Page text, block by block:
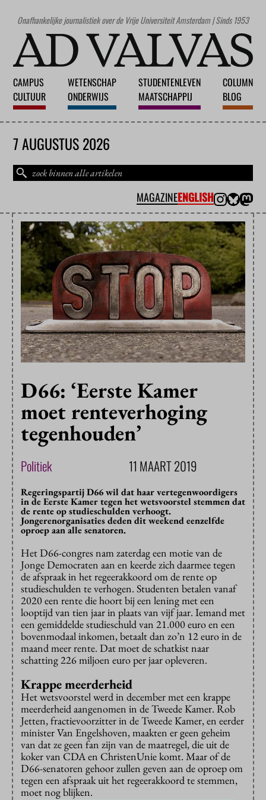
Onafhankelijke journalistiek over de Vrije Universiteit Amsterdam | Sinds 1953
CAMPUS
CULTUUR
WETENSCHAP
ONDERWIJS
STUDENTENLEVEN
MAATSCHAPPIJ
COLUMN
BLOG
7 AUGUSTUS 2026
MAGAZINEENGLISH
D66: ‘Eerste Kamer
moet renteverhoging
tegenhouden’
Politiek 11 MAART 2019
Regeringspartij D66 wil dat haar vertegenwoordigers
in de Eerste Kamer tegen het wetsvoorstel stemmen dat
de rente op studieschulden verhoogt.
Jongerenorganisaties deden dit weekend eenzelfde
oproep aan alle senatoren.
Het D66-congres nam zaterdag een motie van de
Jonge Democraten aan en keerde zich daarmee tegen
de afspraak in het regeerakkoord om de rente op
studieschulden te verhogen. Studenten betalen vanaf
2020 een rente die hoort bij een lening met een
looptijd van tien jaar in plaats van vijf jaar. Iemand met
een gemiddelde studieschuld van 21.000 euro en een
bovenmodaal inkomen, betaalt dan zo’n 12 euro in de
maand meer rente. Dat moet de schatkist naar
schatting 226 miljoen euro per jaar opleveren.
Krappe meerderheid
Het wetsvoorstel werd in december met een krappe
meerderheid aangenomen in de Tweede Kamer. Rob
Jetten, fractievoorzitter in de Tweede Kamer, en eerder
minister Van Engelshoven, maakten er geen geheim
van dat ze geen fan zijn van de maatregel, die uit de
koker van CDA en ChristenUnie komt. Maar of de
D66-senatoren gehoor zullen geven aan de oproep om
tegen een afspraak uit het regeerakkoord te stemmen,
moet nog blijken.